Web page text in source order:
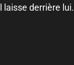
laisse derrière lui.